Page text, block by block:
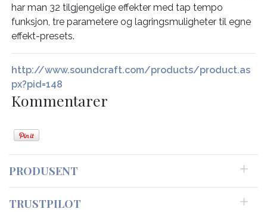
har man 32 tilgjengelige effekter med tap tempo
funksjon, tre parametere og lagringsmuligheter til egne
effekt-presets.
http://www.soundcraft.com/products/product.as
px?pid=148
Kommentarer
PRODUSENT
TRUSTPILOT